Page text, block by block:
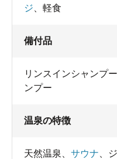
ジ
軽食
備付品
リンスインシャンプー
ンプー
温泉の特徴
天然温泉 サウナ